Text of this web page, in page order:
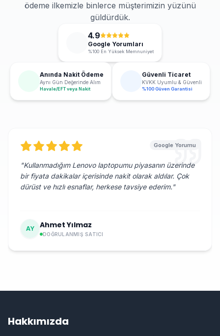
ödeme ilkemizle binlerce müşterimizin yüzünü
güldürdük.
4.9
Google Yorumları
%100 En Yüksek Memnuniyet
Anında Nakit Ödeme
Aynı Gün Değerinde Alım
Havale/EFT veya Nakit
Güvenli Ticaret
KVKK Uyumlu & Güvenli
%100 Güven Garantisi
Google Yorumu
"Kullanmadığım Lenovo laptopumu piyasanın üzerinde
bir fiyata dakikalar içerisinde nakit olarak aldılar. Çok
dürüst ve hızlı esnaflar, herkese tavsiye ederim."
AY Ahmet Yılmaz
DOĞRULANMIŞ SATICI
Hakkımızda